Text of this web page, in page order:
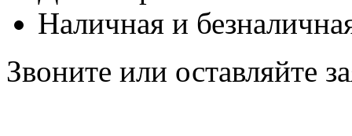
Наличная и
Звоните или оставляйте